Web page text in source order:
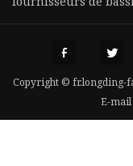
Copyright © fr.longding-
E-mail